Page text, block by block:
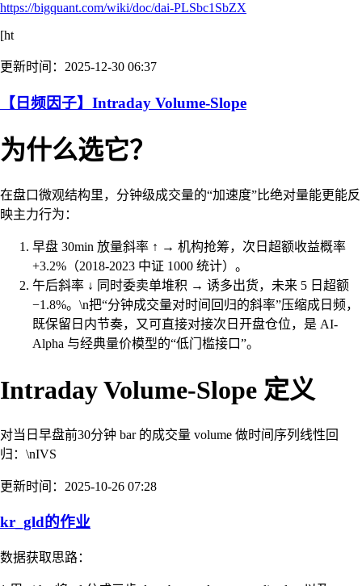
https://bigquant.com/wiki/doc/dai-PLSbc1SbZX
[ht
更新时间：2025-12-30 06:37
【日频因子】Intraday Volume-Slope
为什么选它？
在盘口微观结构里，分钟级成交量的“加速度”比绝对量能更能反
映主力行为：
早盘 30min 放量斜率 ↑ → 机构抢筹，次日超额收益概率
+3.2%（2018-2023 中证 1000 统计）。
午后斜率 ↓ 同时委卖单堆积 → 诱多出货，未来 5 日超额
−1.8%。\n把“分钟成交量对时间回归的斜率”压缩成日频，
既保留日内节奏，又可直接对接次日开盘仓位，是 AI-
Alpha 与经典量价模型的“低门槛接口”。
Intraday Volume-Slope 定义
对当日早盘前30分钟 bar 的成交量 volume 做时间序列线性回
归：\nIVS
更新时间：2025-10-26 07:28
kr_gld的作业
数据获取思路：